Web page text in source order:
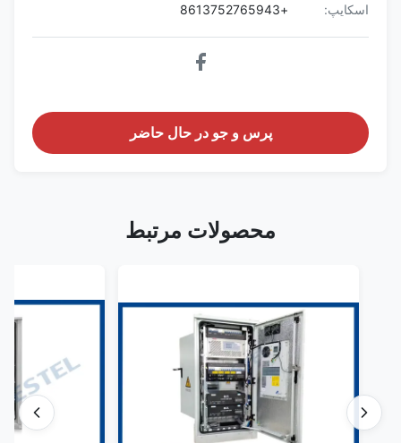
اسکایپ:
+8613752765943
پرس و جو در حال حاضر
محصولات مرتبط